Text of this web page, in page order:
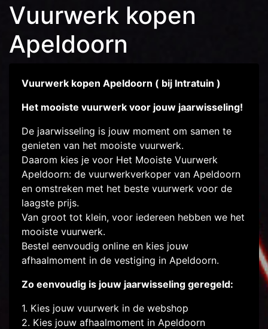
Vuurwerk kopen
Apeldoorn
Vuurwerk kopen Apeldoorn ( bij Intratuin )
Het mooiste vuurwerk voor jouw jaarwisseling!
De jaarwisseling is jouw moment om samen te
genieten van het mooiste vuurwerk.
Daarom kies je voor Het Mooiste Vuurwerk
Apeldoorn: de vuurwerkverkoper van Apeldoorn
en omstreken met het beste vuurwerk voor de
laagste prijs.
Van groot tot klein, voor iedereen hebben we het
mooiste vuurwerk.
Bestel eenvoudig online en kies jouw
afhaalmoment in de vestiging in Apeldoorn.
Zo eenvoudig is jouw jaarwisseling geregeld:
1. Kies jouw vuurwerk in de webshop
2. Kies jouw afhaalmoment in Apeldoorn